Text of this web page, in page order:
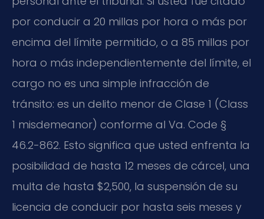
por conducir a 20 millas por hora o más por
encima del límite permitido, o a 85 millas por
hora o más independientemente del límite, el
cargo no es una simple infracción de
tránsito: es un delito menor de Clase 1 (Class
1 misdemeanor) conforme al Va. Code §
46.2-862. Esto significa que usted enfrenta la
posibilidad de hasta 12 meses de cárcel, una
multa de hasta $2,500, la suspensión de su
licencia de conducir por hasta seis meses y